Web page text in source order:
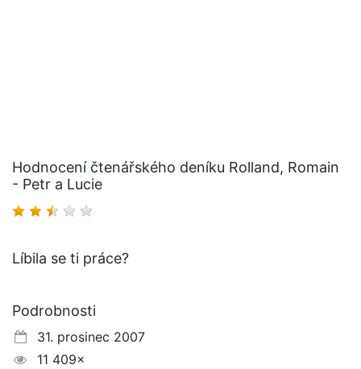
Hodnocení čtenářského deníku Rolland, Romain
- Petr a Lucie
Líbila se ti práce?
Podrobnosti
31. prosinec 2007
11 409×